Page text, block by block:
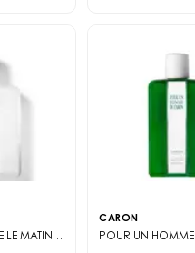
POUR UN HOMME LE MATINEAU DE TOILETTE VIVIFIANTE
CARON